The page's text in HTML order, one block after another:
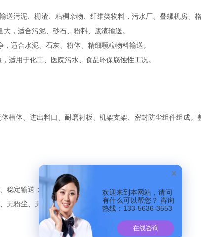
污泥、栅渣、粘稠杂物、纤维类物料，污水厂、叠螺机房、格
，适合污泥、砂石、粉料、废渣输送。
适合水泥、石灰、粉体、精细颗粒物料输送。
适用于化工、医院污水、食品环保腐蚀性工况。
槽体、进出料口、耐磨衬板、机架支架、密封防尘组件组成。
稳定输送；
无粉尘、无异味，环保整洁。
欢迎来到本网站，请问
有什么可以帮您？ 咨询
热线：133-5636-3553
在线咨询